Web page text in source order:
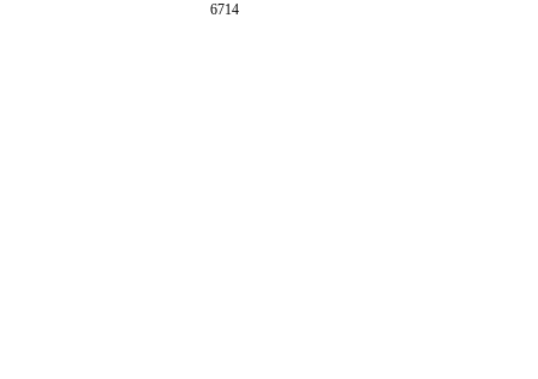
6714